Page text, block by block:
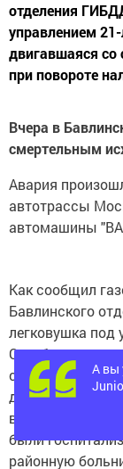
отделения
управлением
двигавшаяся со
при повороте
Вчера в
смертельным
Авария
автотрассы
автомашины
Как сообщил
Бавлинского
легковушка под
Октябрьского,
сторону
дорогу
водитель
были
районную
А вы